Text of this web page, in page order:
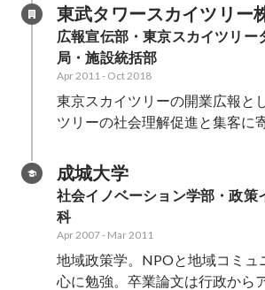
東武タワースカイツリー
広報宣伝部・東京スカイツリー
局・施設統括部
Apr 2011 - Oct 2018
東京スカイツリーの開業広報と
ツリーの社会理解促進と集客に
成城大学
社会イノベーション学部・政策
科
Apr 2007- Mar 2011
地域政策学。NPOと地域コミュ
心に勉強。卒業論文は行政から